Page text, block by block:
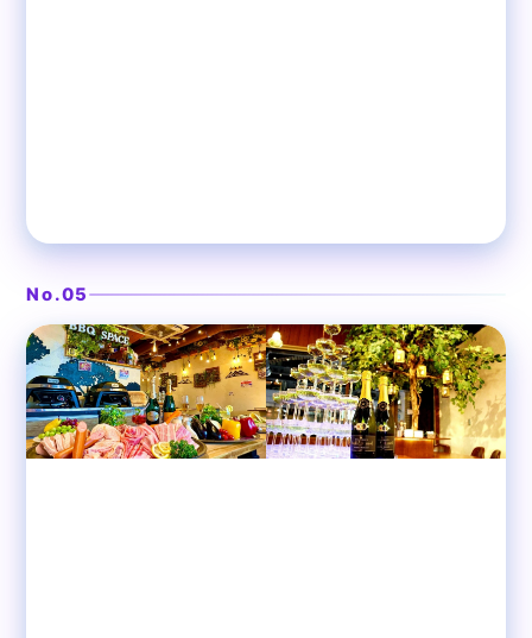
No.05
渋谷 ビストロ肉酒場
渋谷ガーデンスペース道玄坂
店